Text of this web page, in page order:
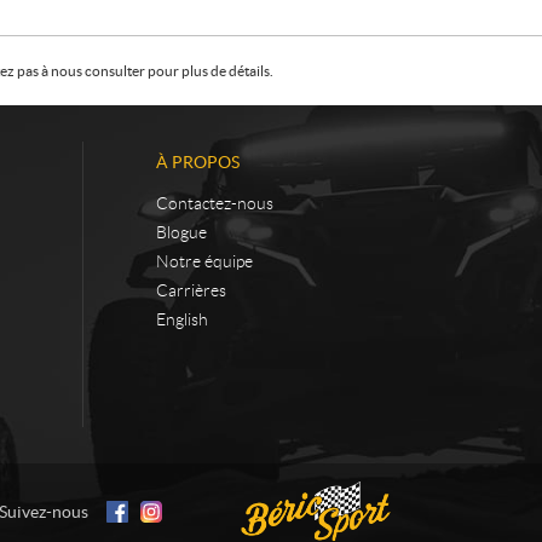
pas à nous consulter pour plus de détails.
À PROPOS
Contactez-nous
Blogue
Notre équipe
Carrières
English
Suivez-nous